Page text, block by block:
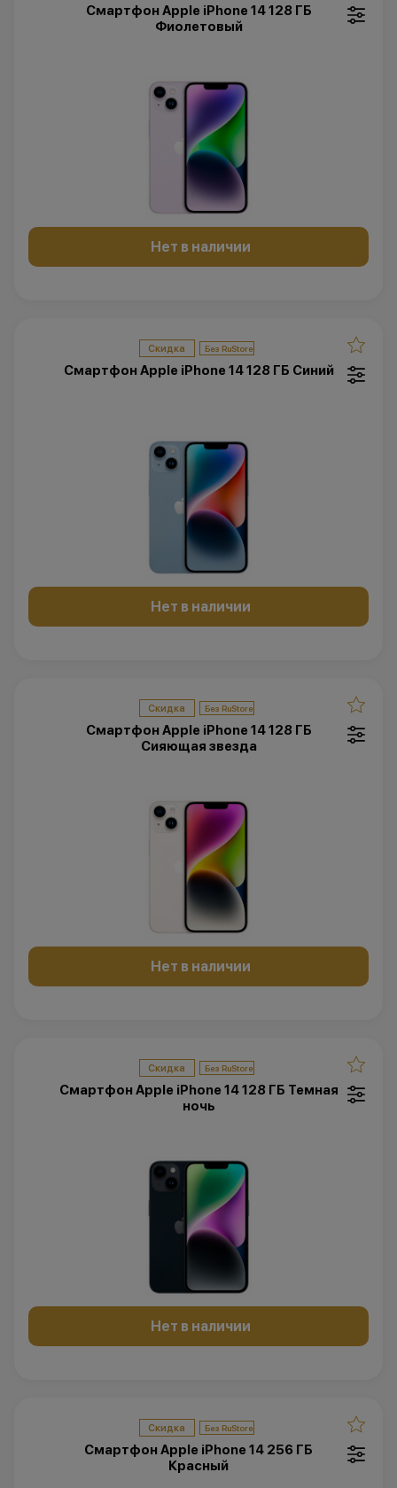
Смартфон Apple iPhone 14 128 ГБ
Фиолетовый
Нет в наличии
Скидка
Смартфон Apple iPhone 14 128 ГБ Синий
Нет в наличии
Скидка
Смартфон Apple iPhone 14 128 ГБ
Cияющая звезда
Нет в наличии
Скидка
Смартфон Apple iPhone 14 128 ГБ Темная
ночь
Нет в наличии
Скидка
Смартфон Apple iPhone 14 256 ГБ
Красный